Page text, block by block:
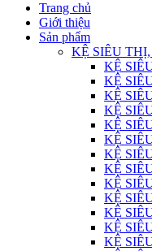
Trang chủ
Giới thiệu
Sản phẩm
KỆ SIÊU
KỆ
KỆ
KỆ
KỆ
KỆ
KỆ
KỆ
KỆ
KỆ
KỆ
KỆ
KỆ
KỆ